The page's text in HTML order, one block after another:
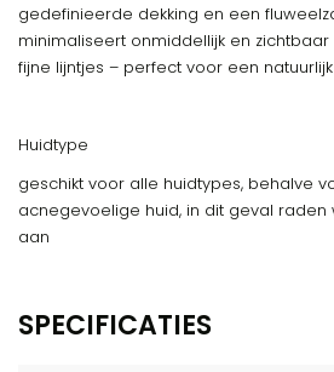
gedefinieerde dekking en een
minimaliseert onmiddellijk en
fijne lijntjes – perfect voor een
Huidtype
geschikt voor alle huidtypes, behalve
acnegevoelige huid, in dit geval raden
aan
SPECIFICATIES